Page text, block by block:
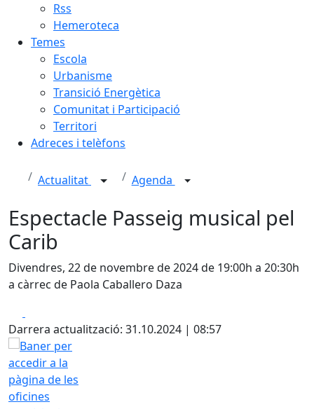
Rss
Hemeroteca
Temes
Escola
Urbanisme
Transició Energètica
Comunitat i Participació
Territori
Adreces i telèfons
Actualitat Agenda
Espectacle Passeig musical pel
Carib
Divendres, 22 de novembre de 2024 de 19:00h a 20:30h
a càrrec de Paola Caballero Daza
Darrera actualització: 31.10.2024 | 08:57